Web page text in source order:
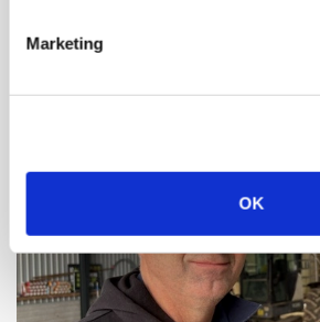
Marketing
OK
Russisk mælkepris dykker 23